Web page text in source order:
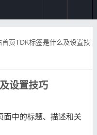
页TDK标签是什么及设置技
设置技巧
面中的标题、描述和关